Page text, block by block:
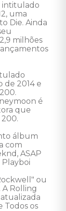
intitulado
uma
Die. Ainda
milhões
de 2014 e
é
que
álbum
com
ASAP
Playboi
ou
A Rolling
Todos os